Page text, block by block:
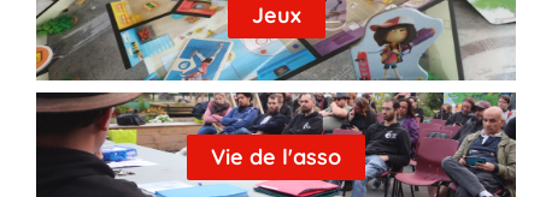
Jeux
Vie de l'asso